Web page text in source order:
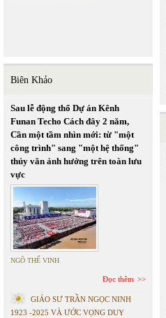
Biên Khảo
Sau lễ động thổ Dự án Kênh
Funan Techo Cách đây 2 năm,
Cần một tầm nhìn mới: từ "một
công trình" sang "một hệ thống"
thủy văn ảnh hưởng trên toàn lưu
vực
NGÔ THẾ VINH
Đọc thêm
GIÁO SƯ TRẦN NGỌC NINH
1923 -2025 VÀ ƯỚC VỌNG DUY